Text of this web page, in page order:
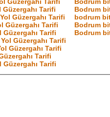
Tarifi
Güzergahı Tarifi
Güzergahı Tarifi
Tarifi
Güzergahı Tarifi
Güzergahı Tarifi
Tarifi
Tarifi
Bodrum
bodrum
Bodrum
Bodrum